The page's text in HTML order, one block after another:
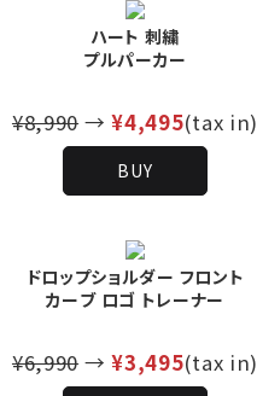
ハート 刺繍
プルパーカー
¥8,990→¥4,495(tax in)
BUY
ドロップショルダー フロント
カーブ ロゴ トレーナー
¥6,990→¥3,495(tax in)